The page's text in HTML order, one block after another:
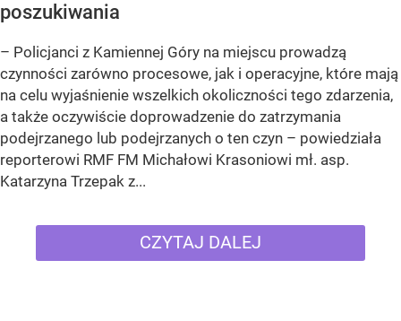
poszukiwania
– Policjanci z Kamiennej Góry na miejscu prowadzą
czynności zarówno procesowe, jak i operacyjne, które mają
na celu wyjaśnienie wszelkich okoliczności tego zdarzenia,
a także oczywiście doprowadzenie do zatrzymania
podejrzanego lub podejrzanych o ten czyn – powiedziała
reporterowi RMF FM Michałowi Krasoniowi mł. asp.
Katarzyna Trzepak z...
CZYTAJ DALEJ